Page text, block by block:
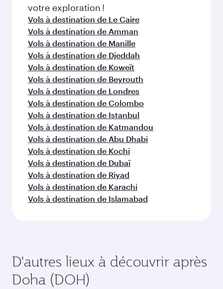
votre exploration !
Vols à destination de Le Caire
Vols à destination de Amman
Vols à destination de Manille
Vols à destination de Djeddah
Vols à destination de Koweït
Vols à destination de Beyrouth
Vols à destination de Londres
Vols à destination de Colombo
Vols à destination de Istanbul
Vols à destination de Katmandou
Vols à destination de Abu Dhabi
Vols à destination de Kochi
Vols à destination de Dubaï
Vols à destination de Riyad
Vols à destination de Karachi
Vols à destination de Islamabad
D'autres lieux à découvrir après
Doha (DOH)